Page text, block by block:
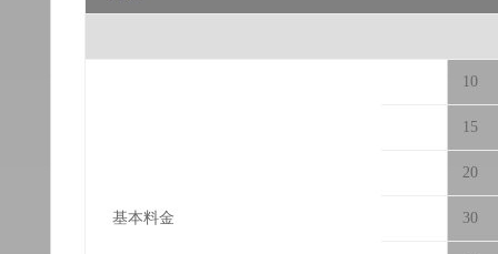
基本料金
10
15
20
30